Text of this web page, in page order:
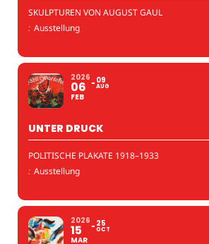
SKULPTUREN VON AUGUST GAUL
: Ausstellung
2026
06
FEB
09
AUG
UNTER DRUCK
POLITISCHE PLAKATE 1918–1933
: Ausstellung
2026
15
MAR
25
OCT